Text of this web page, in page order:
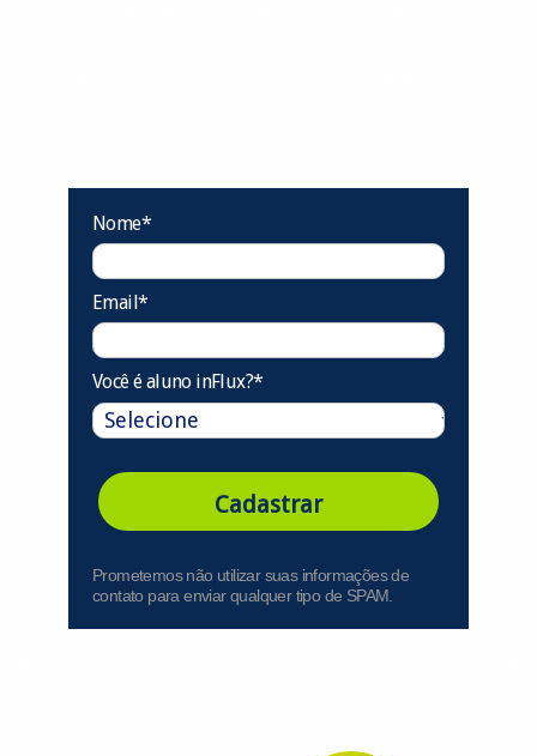
Nome*
Email*
Você é aluno inFlux?*
Cadastrar
Prometemos não utilizar suas informações de
contato para enviar qualquer tipo de SPAM.